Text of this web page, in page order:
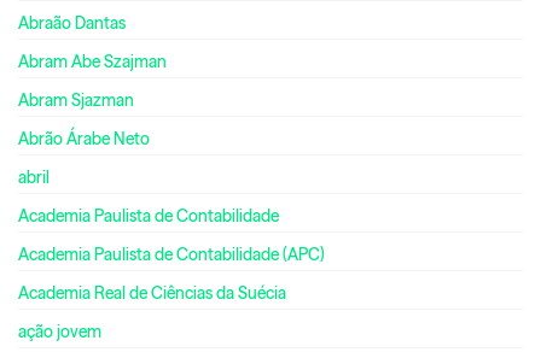
Abraão Dantas
Abram Abe Szajman
Abram Sjazman
Abrão Árabe Neto
abril
Academia Paulista de Contabilidade
Academia Paulista de Contabilidade (APC)
Academia Real de Ciências da Suécia
ação jovem